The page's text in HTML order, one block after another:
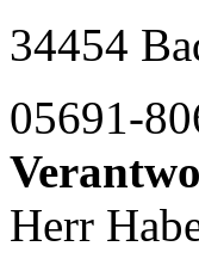
34454
05691-
Herr